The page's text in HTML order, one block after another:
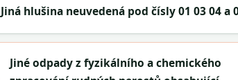
Jiná hlušina neuvedená pod čísly 01 03 04 a
Jiné odpady z fyzikálního a chemického